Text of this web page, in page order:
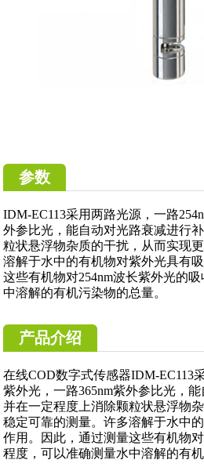
参数
IDM-EC113采用两路光源，一路
外参比光，能自动对光路衰减进行
粒状悬浮物杂质的干扰，从而实现
溶解于水中的有机物对紫外光具有
这些有机物对254nm波长紫外光的
中溶解的有机污染物的总量。
产品介绍
在线COD数字式传感器IDM-EC113
紫外光，一路365nm紫外参比光，
并在一定程度上消除颗粒状悬浮物
稳定可靠的测量。许多溶解于水中
作用。因此，通过测量这些有机物
程度，可以准确测量水中溶解的有机